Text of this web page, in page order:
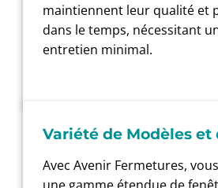
maintiennent leur qualité et
dans le temps, nécessitant
entretien minimal.
Variété de Modèles
Avec Avenir Fermetures,